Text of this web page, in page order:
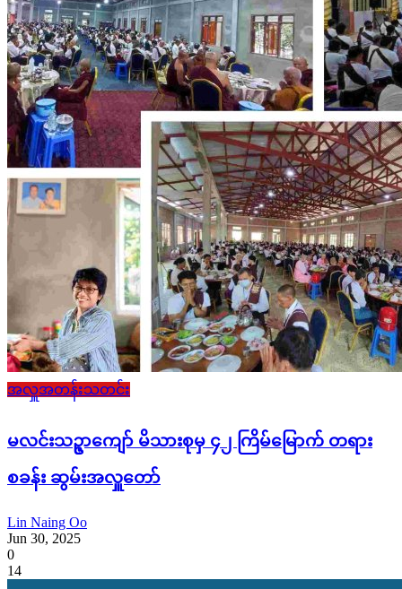
အလှူအတန်းသတင်း
မလင်းသဥ္ဇာကျော် မိသားစုမှ ၄၂ ကြိမ်မြောက် တရား
စခန်း ဆွမ်းအလှူတော်
Lin Naing Oo
Jun 30, 2025
0
14